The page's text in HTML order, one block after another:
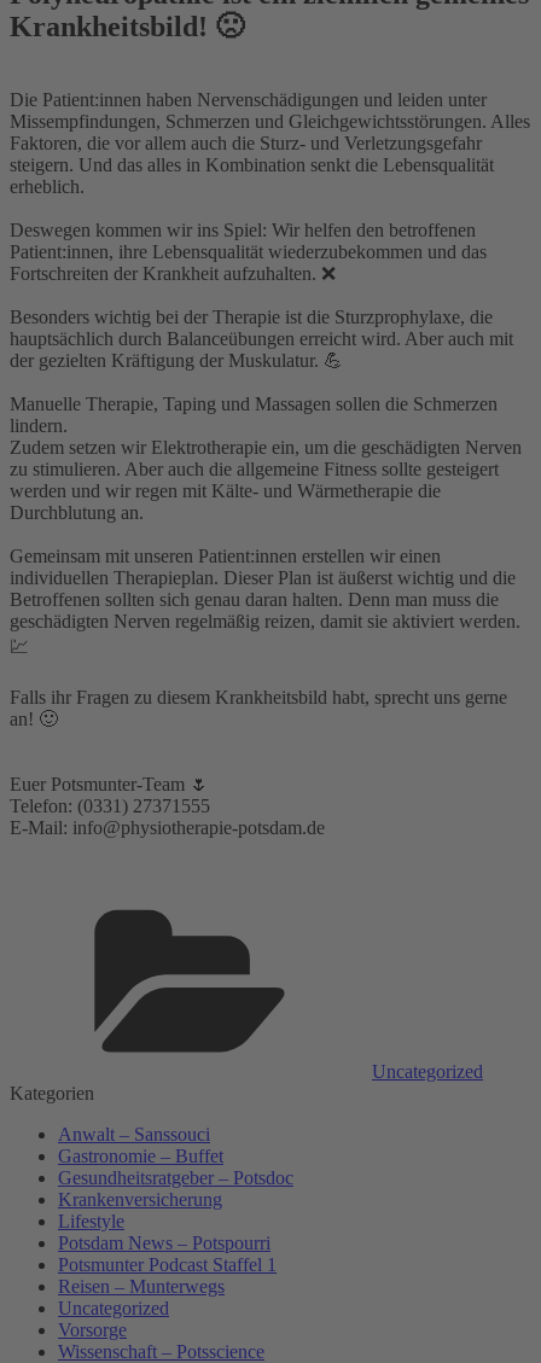
Krankheitsbild! 🙁⁣
⁣Die Patient:innen haben Nervenschädigungen und leiden unter
Missempfindungen, Schmerzen und Gleichgewichtsstörungen. Alles
Faktoren, die vor allem auch die Sturz- und Verletzungsgefahr
steigern. Und das alles in Kombination senkt die Lebensqualität
erheblich.⁣
Deswegen kommen wir ins Spiel: Wir helfen den betroffenen
Patient:innen, ihre Lebensqualität wiederzubekommen und das
Fortschreiten der Krankheit aufzuhalten. ❌⁣
Besonders wichtig bei der Therapie ist die Sturzprophylaxe, die
hauptsächlich durch Balanceübungen erreicht wird. Aber auch mit
der gezielten Kräftigung der Muskulatur. 💪⁣
Manuelle Therapie, Taping und Massagen sollen die Schmerzen
lindern.⁣
Zudem setzen wir Elektrotherapie ein, um die geschädigten Nerven
zu stimulieren. Aber auch die allgemeine Fitness sollte gesteigert
werden und wir regen mit Kälte- und Wärmetherapie die
Durchblutung an.⁣
Gemeinsam mit unseren Patient:innen erstellen wir einen
individuellen Therapieplan. Dieser Plan ist äußerst wichtig und die
Betroffenen sollten sich genau daran halten. Denn man muss die
geschädigten Nerven regelmäßig reizen, damit sie aktiviert werden.
💹⁣
Falls ihr Fragen zu diesem Krankheitsbild habt, sprecht uns gerne
an! 🙂⁣
Euer Potsmunter-Team 🌷⁣
Telefon: (0331) 27371555⁣⁣⁣⁣
E-Mail: info@physiotherapie-potsdam.de⁣
Uncategorized
Kategorien
Anwalt – Sanssouci
Gastronomie – Buffet
Gesundheitsratgeber – Potsdoc
Krankenversicherung
Lifestyle
Potsdam News – Potspourri
Potsmunter Podcast Staffel 1
Reisen – Munterwegs
Uncategorized
Vorsorge
Wissenschaft – Potsscience